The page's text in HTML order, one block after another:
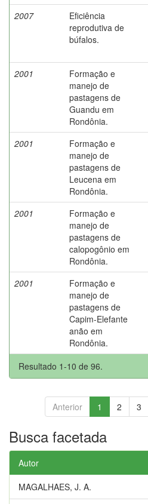
2007
Eficiência
reprodutiva de
búfalos.
2001
Formação e
manejo de
pastagens de
Guandu em
Rondônia.
2001
Formação e
manejo de
pastagens de
Leucena em
Rondônia.
2001
Formação e
manejo de
pastagens de
calopogônio em
Rondônia.
2001
Formação e
manejo de
pastagens de
Capim-Elefante
anão em
Rondônia.
Resultado 1-10 de 96.
Anterior 1 2 3
Busca facetada
Autor
MAGALHAES, J. A.